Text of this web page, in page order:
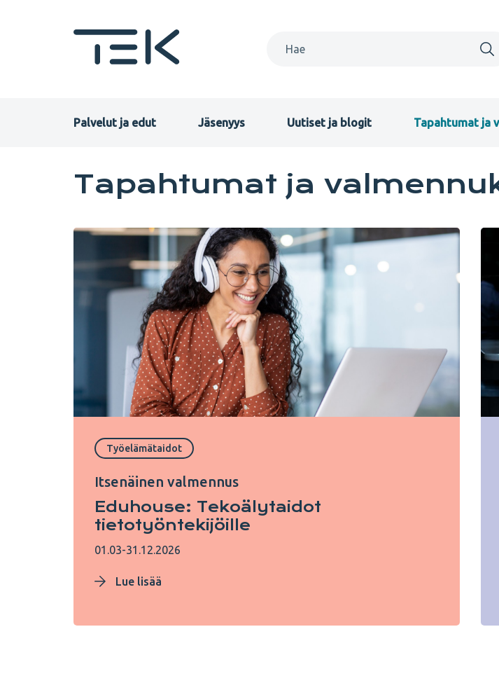
Primary
FI
Palvelut ja edut Jäsenyys Uutiset ja blogit Tapahtumat ja
Tapahtumat
valmennukset
Tapahtumat ja
Työelämätaidot
Itsenäinen valmennus
Eduhouse: Tekoälytaidot
tietotyöntekijöille
01.03-31.12.2026
Lue lisää